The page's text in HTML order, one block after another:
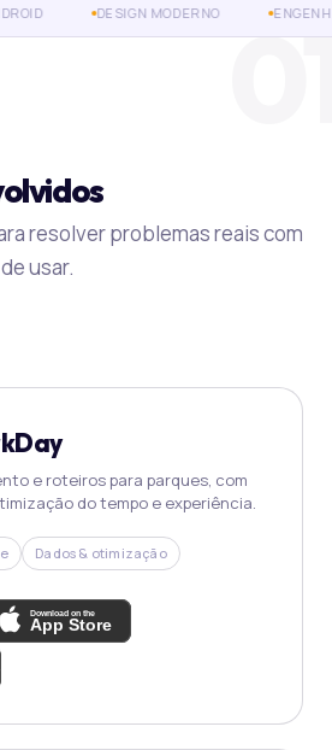
DESIGN MODERNO
resolver problemas reais com
usar.
e roteiros para parques, com
do tempo e experiência.
Dados & otimização